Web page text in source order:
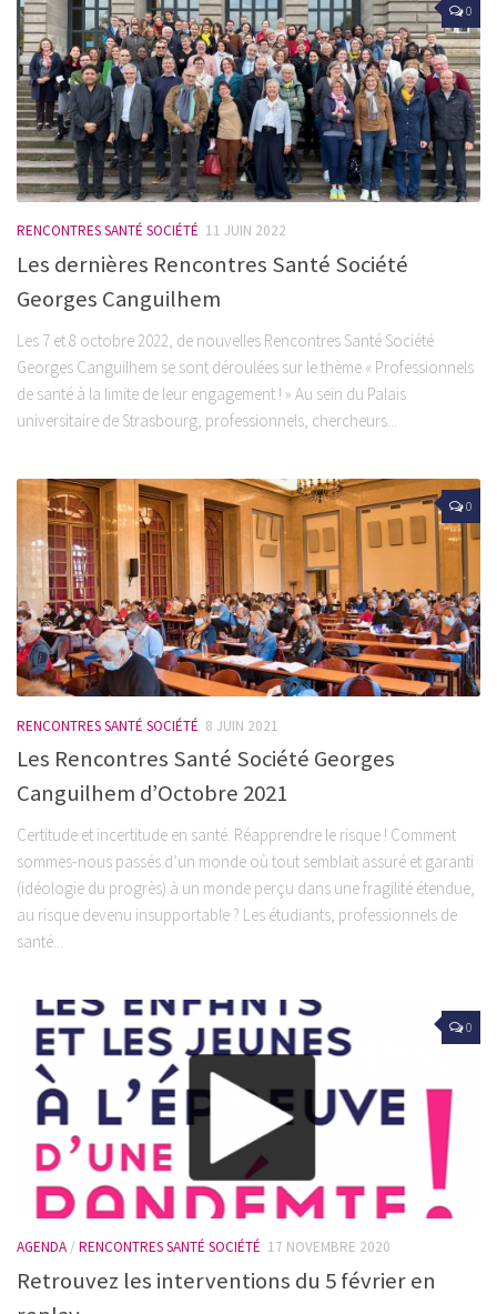
0
RENCONTRES SANTÉ SOCIÉTÉ 11 JUIN 2022
Les dernières Rencontres Santé Société
Georges Canguilhem
Les 7 et 8 octobre 2022, de nouvelles Rencontres Santé Société
Georges Canguilhem se sont déroulées sur le thème « Professionnels
de santé à la limite de leur engagement ! » Au sein du Palais
universitaire de Strasbourg, professionnels, chercheurs...
0
RENCONTRES SANTÉ SOCIÉTÉ 8 JUIN 2021
Les Rencontres Santé Société Georges
Canguilhem d’Octobre 2021
Certitude et incertitude en santé. Réapprendre le risque ! Comment
sommes-nous passés d’un monde où tout semblait assuré et garanti
(idéologie du progrès) à un monde perçu dans une fragilité étendue,
au risque devenu insupportable ? Les étudiants, professionnels de
santé...
0
AGENDA/ RENCONTRES SANTÉ SOCIÉTÉ 17 NOVEMBRE 2020
Retrouvez les interventions du 5 février en